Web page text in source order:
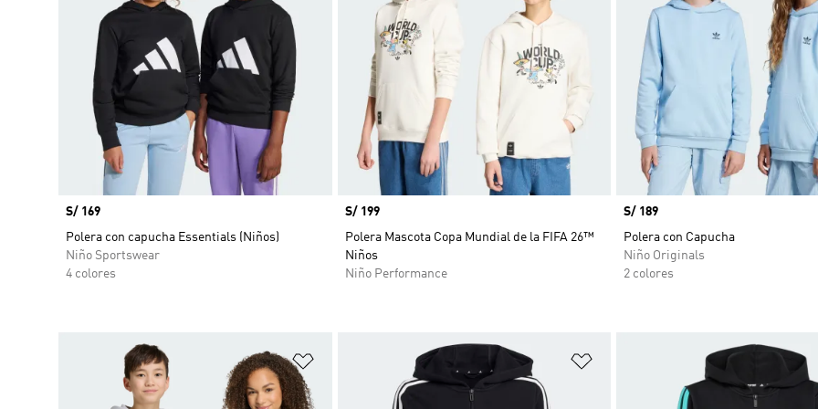
Precio
S/ 169
Polera con capucha Essentials (Niños)
Niño Sportswear
4 colores
Precio
S/ 199
Polera Mascota Copa Mundial de la FIFA 26™
Niños
Niño Performance
Precio
S/ 189
Polera con Capucha
Niño Originals
2 colores
Añadir a la lista de deseos Añadir a la lista de deseos